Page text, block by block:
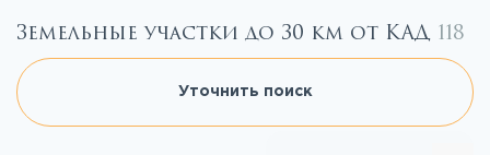
Земельные участки до 30 км от КАД 118
Уточнить поиск